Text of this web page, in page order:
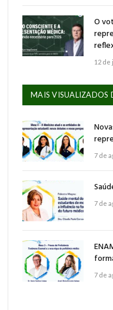
O
12 de
MAIS VISUALIZADOS
7 de
7 de
7 de